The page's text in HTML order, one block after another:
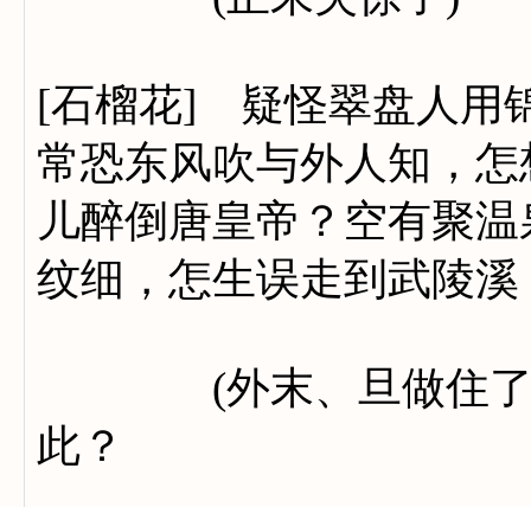
[石榴花] 疑怪翠盘人用
常恐东风吹与外人知，
儿醉倒唐皇帝？空有聚
纹细，怎生误走到武陵溪
(外末、旦做住了)(
此？